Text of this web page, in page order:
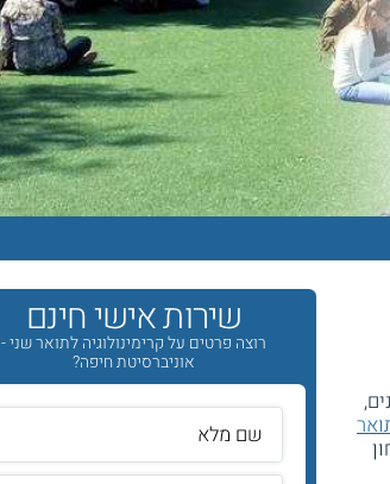
שירות אישי חינם
רוצה פרטים על קרימינולוגיה לתואר שני -
אוניברסיטת חיפה?